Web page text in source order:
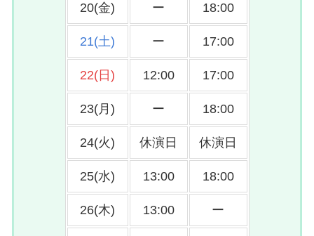
20(金) ー 18:00
21(土) ー 17:00
22(日) 12:00 17:00
23(月) ー 18:00
24(火) 休演日 休演日
25(水) 13:00 18:00
26(木) 13:00 ー